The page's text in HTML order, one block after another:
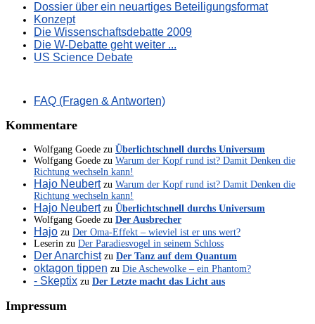
Dossier über ein neuartiges Beteiligungsformat
Konzept
Die Wissenschaftsdebatte 2009
Die W-Debatte geht weiter ...
US Science Debate
FAQ (Fragen & Antworten)
Kommentare
Wolfgang Goede zu Überlichtschnell durchs Universum
Wolfgang Goede zu Warum der Kopf rund ist? Damit Denken die
Richtung wechseln kann!
Hajo Neubertzu Warum der Kopf rund ist? Damit Denken die
Richtung wechseln kann!
Hajo Neubertzu Überlichtschnell durchs Universum
Wolfgang Goede zu Der Ausbrecher
Hajo zu Der Oma-Effekt – wieviel ist er uns wert?
Leserin zu Der Paradiesvogel in seinem Schloss
Der Anarchistzu Der Tanz auf dem Quantum
oktagon tippen zu Die Aschewolke – ein Phantom?
- Skeptix zu Der Letzte macht das Licht aus
Impressum